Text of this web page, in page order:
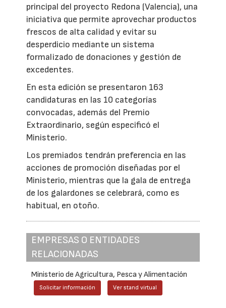
principal del proyecto Redona (Valencia), una
iniciativa que permite aprovechar productos
frescos de alta calidad y evitar su
desperdicio mediante un sistema
formalizado de donaciones y gestión de
excedentes.
En esta edición se presentaron 163
candidaturas en las 10 categorías
convocadas, además del Premio
Extraordinario, según especificó el
Ministerio.
Los premiados tendrán preferencia en las
acciones de promoción diseñadas por el
Ministerio, mientras que la gala de entrega
de los galardones se celebrará, como es
habitual, en otoño.
EMPRESAS O ENTIDADES
RELACIONADAS
Ministerio de Agricultura, Pesca y Alimentación
Solicitar información Ver stand virtual